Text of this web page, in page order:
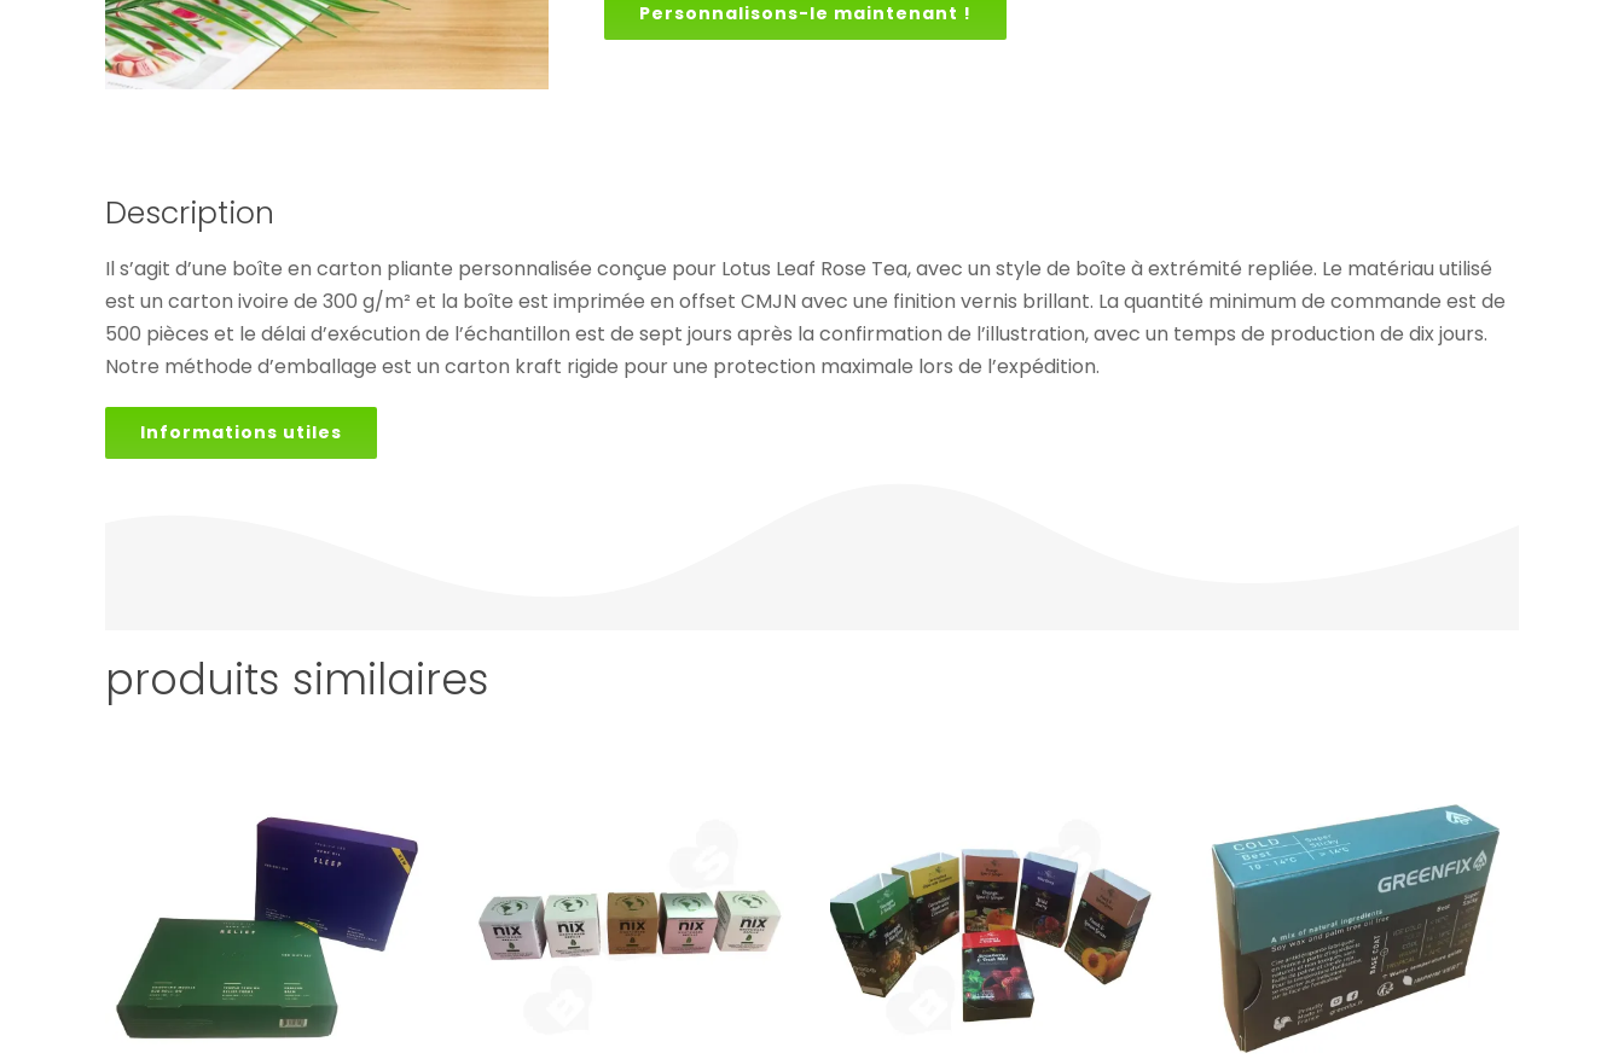
Personnalisons-le maintenant !
Description
Il s’agit d’une boîte en carton pliante personnalisée conçue pour Lotus Leaf Rose Tea, avec un style de boîte à extrémité repliée. Le matériau utilisé
est un carton ivoire de 300 g/m² et la boîte est imprimée en offset CMJN avec une finition vernis brillant. La quantité minimum de commande est de
500 pièces et le délai d’exécution de l’échantillon est de sept jours après la confirmation de l’illustration, avec un temps de production de dix jours.
Notre méthode d’emballage est un carton kraft rigide pour une protection maximale lors de l’expédition.
Informations utiles
produits similaires